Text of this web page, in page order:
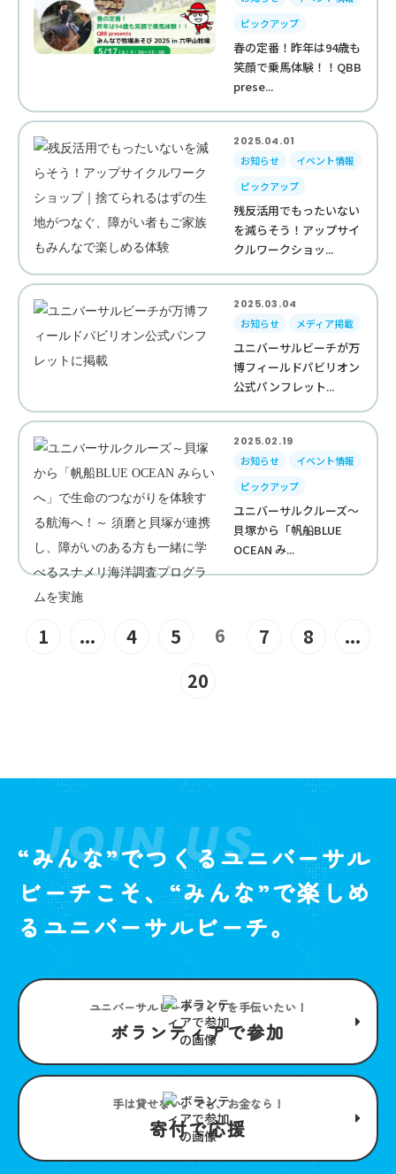
ピックアップ
春の定番！昨年は94歳も
笑顔で乗馬体験！！QBB
prese...
2025.04.01
お知らせ
イベント情報
ピックアップ
残反活用でもったいない
を減らそう！アップサイ
クルワークショッ...
2025.03.04
お知らせ
メディア掲載
ユニバーサルビーチが万
博フィールドパビリオン
公式パンフレット...
2025.02.19
お知らせ
イベント情報
ピックアップ
ユニバーサルクルーズ～
貝塚から「帆船BLUE
OCEAN み...
1 ... 4 5 6 7 8
...
20
JOIN US
“みんな”でつくるユニバーサル
ビーチこそ、“みんな”で楽しめ
るユニバーサルビーチ。
ユニバーサルビーチつくりを手伝いたい！
ボランティアで参加
手は貸せない。でも、お金なら！
寄付で応援